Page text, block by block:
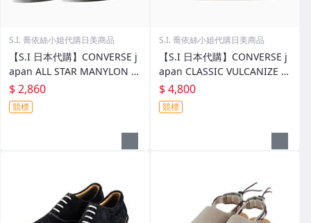
S.I. 喬依絲小姐代購日美商品
【S.I 日本代購】CONVERSE j
apan ALL STAR MANYLON O
X
$ 2,860
競標
S.I. 喬依絲小姐代購日美商品
【S.I 日本代購】CONVERSE j
apan CLASSIC VULCANIZE O
NE STAR AGED SUEDE AG
$ 4,800
競標